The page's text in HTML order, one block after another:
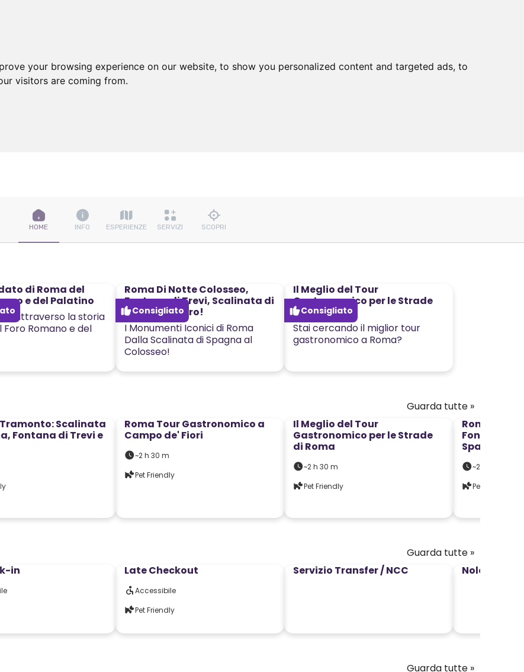
your browsing experience on our website, to show you personalized content and targeted ads, to
visitors are coming from.
HOME INFO ESPERIENZE SERVIZI SCOPRI
di Roma del
e del Palatino
attraverso la storia
Romano e del
Consigliato
Roma Di Notte Colosseo,
Fontana di Trevi, Scalinata di
Spagna e Altro!
I Monumenti Iconici di Roma
Dalla Scalinata di Spagna al
Colosseo!
Consigliato
Il Meglio del Tour
Gastronomico per le Strade
di Roma
Stai cercando il miglior tour
gastronomico a Roma?
Guarda tutte »
Scalinata
Fontana di Trevi e
Roma Tour Gastronomico a
Campo de' Fiori
~2 h 30 m
Pet Friendly
49€
Il Meglio del Tour
Gastronomico per le Strade
di Roma
~2 h 30 m
Pet Friendly
Roma Di
Fontana di
Spagna e
~2 h
Pet Friendly
Guarda tutte »
in Late Checkout
Accessibile
Pet Friendly
Servizio Transfer / NCC Noleggio
Guarda tutte »